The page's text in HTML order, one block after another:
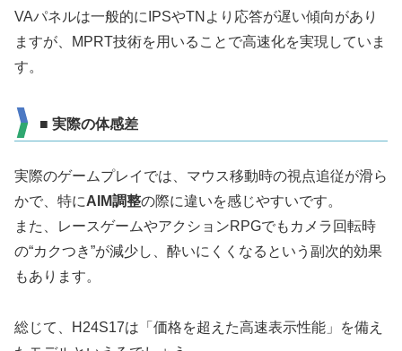
VAパネルは一般的にIPSやTNより応答が遅い傾向があり
ますが、MPRT技術を用いることで高速化を実現していま
す。
■ 実際の体感差
実際のゲームプレイでは、マウス移動時の視点追従が滑ら
かで、特にAIM調整の際に違いを感じやすいです。
また、レースゲームやアクションRPGでもカメラ回転時
の“カクつき”が減少し、酔いにくくなるという副次的効果
もあります。
総じて、H24S17は「価格を超えた高速表示性能」を備え